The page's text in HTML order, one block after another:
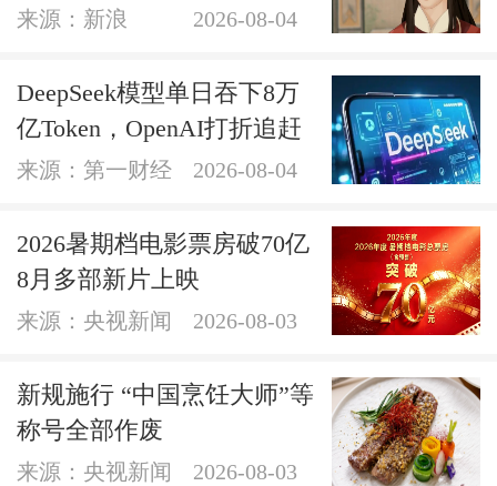
来源：新浪 2026-08-04
DeepSeek模型单日吞下8万
亿Token，OpenAI打折追赶
来源：第一财经 2026-08-04
2026暑期档电影票房破70亿
8月多部新片上映
来源：央视新闻 2026-08-03
新规施行 “中国烹饪大师”等
称号全部作废
来源：央视新闻 2026-08-03